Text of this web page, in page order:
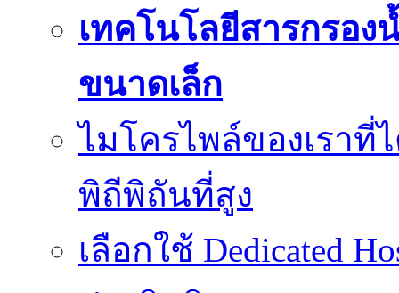
เทคโนโลยีสารกรอ
ขนาดเล็ก
ไมโครไพล์ของเรา
พิถีพิถันที่สูง
เลือกใช้ Dedicated